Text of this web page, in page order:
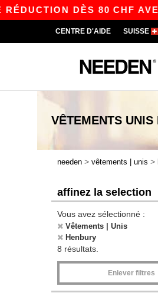
DÈS 80 CHF AVEC
CENTRE D'AIDE SUISSE
VÊTEMENTS UNIS
needen > vêtements | unis >
affinez la selection
Vous avez sélectionné :
Vêtements | Unis
Henbury
8 résultats.
Enlever filtres